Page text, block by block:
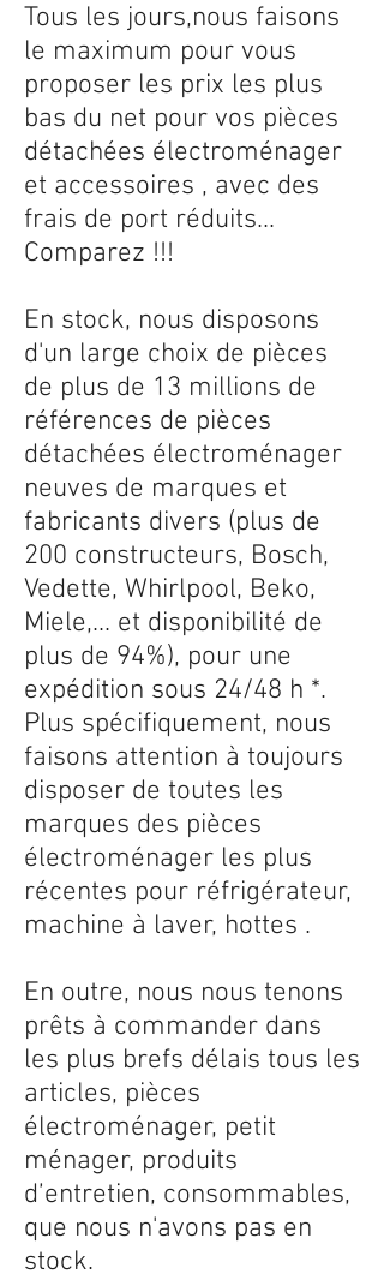
Tous les jours,nous faisons
le maximum pour vous
proposer les prix les plus
bas du net pour vos pièces
détachées électroménager
et accessoires , avec des
frais de port réduits...
Comparez !!!
En stock, nous disposons
d'un large choix de pièces
de plus de 13 millions de
références de pièces
détachées électroménager
neuves de marques et
fabricants divers (plus de
200 constructeurs, Bosch,
Vedette, Whirlpool, Beko,
Miele,... et disponibilité de
plus de 94%), pour une
expédition sous 24/48 h *.
Plus spécifiquement, nous
faisons attention à toujours
disposer de toutes les
marques des pièces
électroménager les plus
récentes pour réfrigérateur,
machine à laver, hottes .
En outre, nous nous tenons
prêts à commander dans
les plus brefs délais tous les
articles, pièces
électroménager, petit
ménager, produits
d’entretien, consommables,
que nous n'avons pas en
stock.